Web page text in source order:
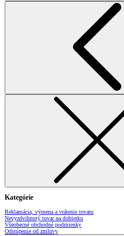
Kategórie
Reklamácia, výmena a vrátenie tovaru
Nevyzdvihnutý tovar na dobierku
Všeobecné obchodné podmienky
Odstúpenie od zmluvy